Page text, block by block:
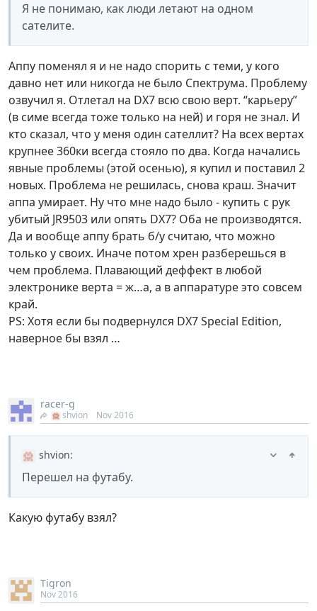
Я не понимаю, как люди летают на одном
сателите.
Аппу поменял я и не надо спорить с теми, у кого
давно нет или никогда не было Спектрума. Проблему
озвучил я. Отлетал на DX7 всю свою верт. “карьеру”
(в симе всегда тоже только на ней) и горя не знал. И
кто сказал, что у меня один сателлит? На всех вертах
крупнее 360ки всегда стояло по два. Когда начались
явные проблемы (этой осенью), я купил и поставил 2
новых. Проблема не решилась, снова краш. Значит
аппа умирает. Ну что мне надо было - купить с рук
убитый JR9503 или опять DX7? Оба не производятся.
Да и вообще аппу брать б/у считаю, что можно
только у своих. Иначе потом хрен разберешься в
чем проблема. Плавающий деффект в любой
электронике верта = ж…а, а в аппаратуре это совсем
край.
PS: Хотя если бы подвернулся DX7 Special Edition,
наверное бы взял …
racer-g
shvion Nov 2016
shvion:
Перешел на футабу.
Какую футабу взял?
Tigron
Nov 2016